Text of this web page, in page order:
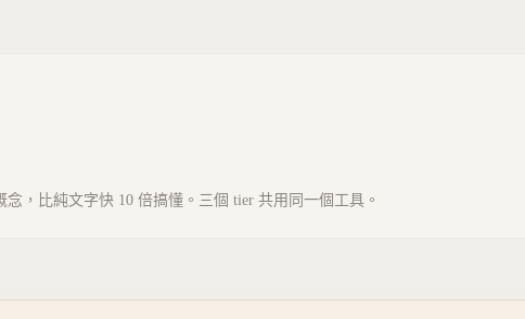
，比純文字快 10 倍搞懂。三個 tier 共用同一個工具。